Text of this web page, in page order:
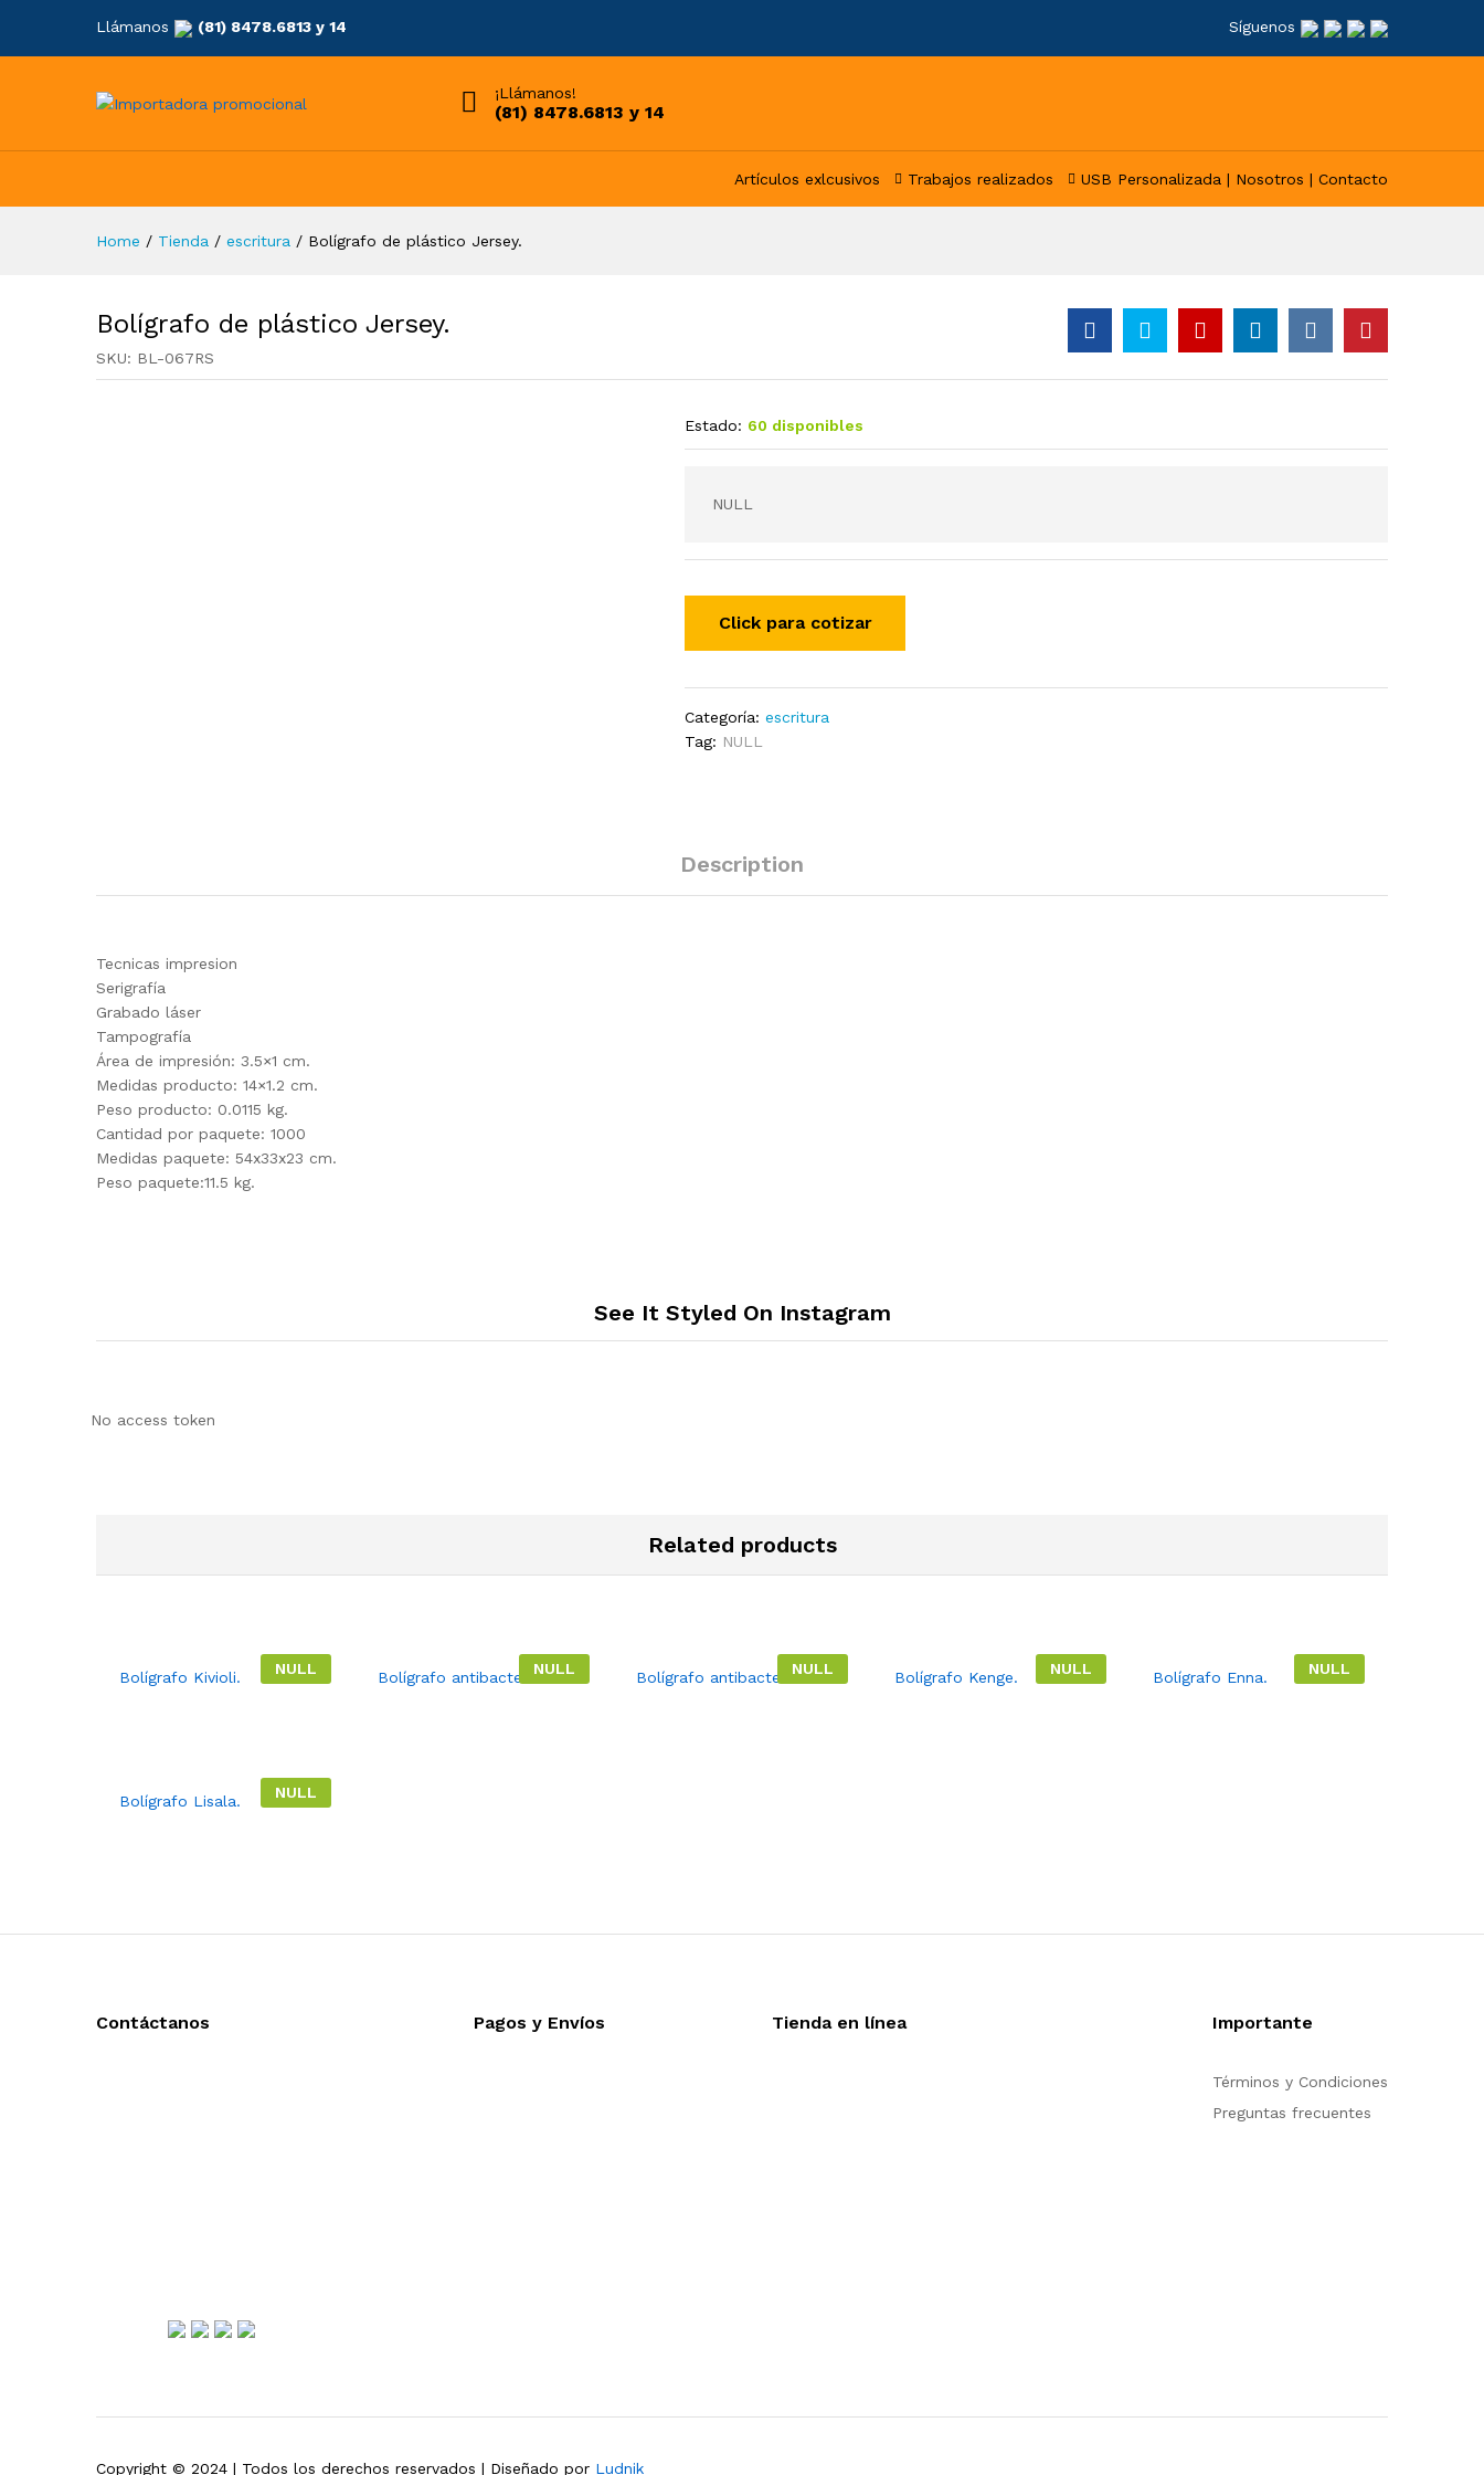
Llámanos (81) 8478.6813 y 14 Síguenos
¡Llámanos!
(81) 8478.6813 y 14
Artículos exlcusivos Trabajos realizados USB Personalizada | Nosotros | Contacto
Home / Tienda / escritura / Bolígrafo de plástico Jersey.
Bolígrafo de plástico Jersey.
SKU: BL-067RS
Estado: 60 disponibles
NULL
Categoría:escritura
Tag: NULL
Description
Tecnicas impresion
Serigrafía
Grabado láser
Tampografía
Área de impresión: 3.5×1 cm.
Medidas producto: 14×1.2 cm.
Peso producto: 0.0115 kg.
Cantidad por paquete: 1000
Medidas paquete: 54x33x23 cm.
Peso paquete:11.5 kg.
See It Styled On Instagram
No access token
Related products
NULL
Bolígrafo Kivioli. NULL
Bolígrafo antibacterial. NULL
Bolígrafo antibacterial. NULL
Bolígrafo Kenge. NULL
Bolígrafo Enna.
NULL
Bolígrafo Lisala.
Contáctanos Pagos y Envíos Tienda en línea Importante
Términos y Condiciones
Preguntas frecuentes
Copyright © 2024 | Todos los derechos reservados | Diseñado por Ludnik